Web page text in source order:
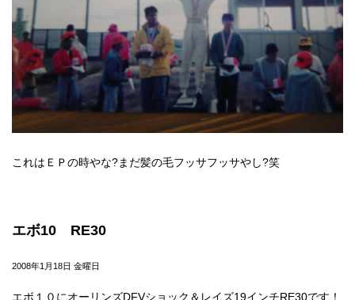
これはＥＰの時やな?まだ髪の毛フッサフッサやし?笑
エボ10 RE30
2008年1月18日 金曜日
エボ１０にオーリンズDFVショック＆レイズ19インチRE30です！